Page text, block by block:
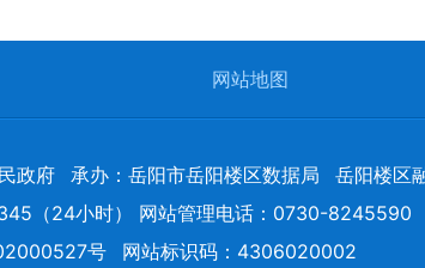
网站地图
政府 承办：岳阳市岳阳楼区数据局
岳阳楼区
（24小时） 网站管理电话：0730-8245590
号
网站标识码：4306020002